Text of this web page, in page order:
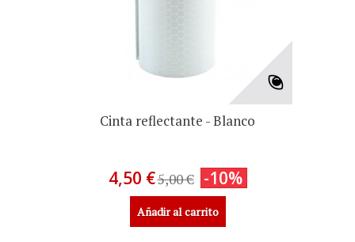
Cinta reflectante - Blanco
4,50 €5,00 € -10%
Añadir al carrito